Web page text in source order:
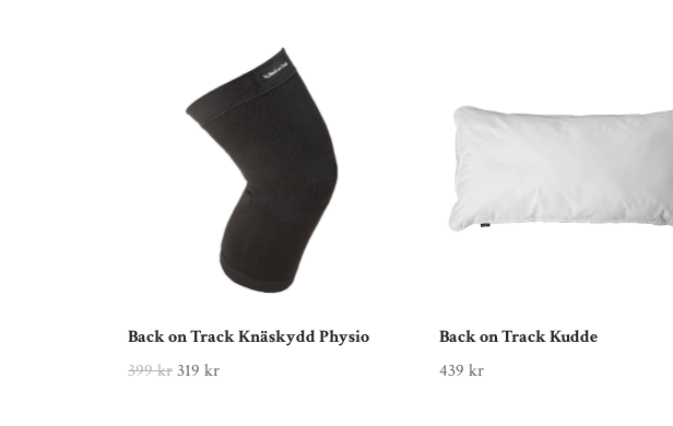
Back on Track Knäskydd Physio
399 kr319 kr
Back on Track Kudde
439 kr